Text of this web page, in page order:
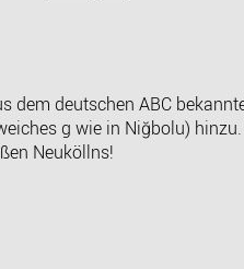
deutschen ABC
g wie in Niğbolu)
Neuköllns!